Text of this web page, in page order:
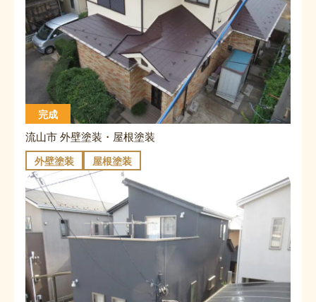
完成
流山市 外壁塗装・屋根塗装
外壁塗装 屋根塗装